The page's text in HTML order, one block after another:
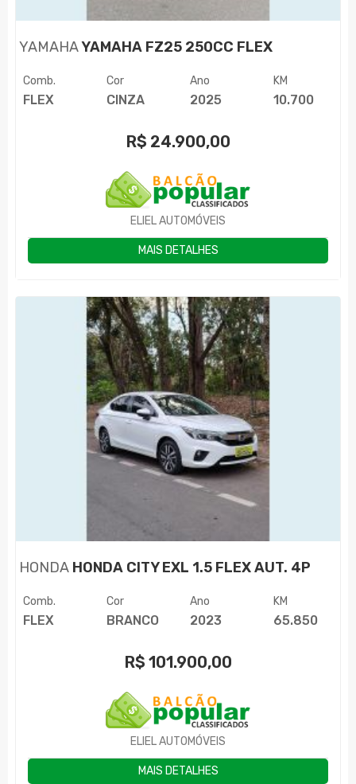
YAMAHAYAMAHA FZ25 250CC FLEX
Comb.
FLEX
Cor
CINZA
Ano
2025
KM
10.700
R$ 24.900,00
ELIEL AUTOMÓVEIS
MAIS DETALHES
HONDA HONDA CITY EXL 1.5 FLEX AUT. 4P
Comb.
FLEX
Cor
BRANCO
Ano
2023
KM
65.850
R$ 101.900,00
ELIEL AUTOMÓVEIS
MAIS DETALHES